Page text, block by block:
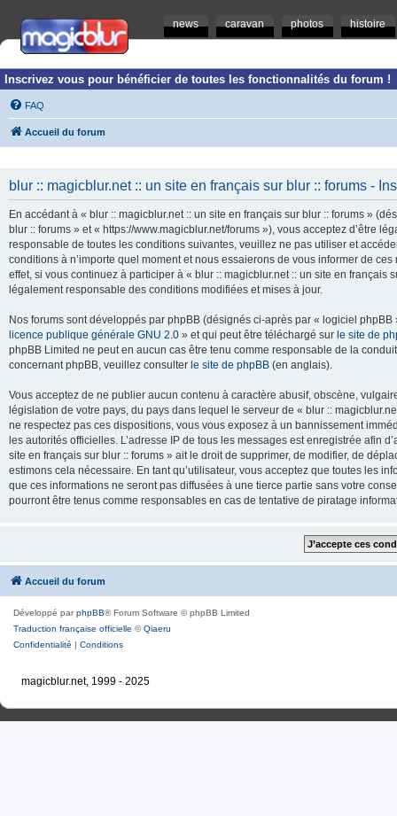
news caravan photos histoire
Inscrivez vous pour bénéficier de toutes les fonctionnalités du forum !
FAQ
Accueil du forum
blur :: magicblur.net :: un site en français sur blur :: forums -
En accédant à « blur :: magicblur.net :: un site en français sur blur :: forums »
blur :: forums » et « https://www.magicblur.net/forums »), vous acceptez d’être
responsable de toutes les conditions suivantes, veuillez ne pas utiliser et
conditions à n’importe quel moment et nous essaierons de vous informer de
effet, si vous continuez à participer à « blur :: magicblur.net :: un site en
légalement responsable des conditions modifiées et mises à jour.
Nos forums sont développés par phpBB (désignés ci-après par « logiciel
licence publique générale GNU 2.0 » et qui peut être téléchargé sur le site de
phpBB Limited ne peut en aucun cas être tenu comme responsable de la
concernant phpBB, veuillez consulter le site de phpBB (en anglais).
Vous acceptez de ne publier aucun contenu à caractère abusif, obscène,
législation de votre pays, du pays dans lequel le serveur de « blur ::
ne respectez pas ces dispositions, vous vous exposez à un bannissement
les autorités officielles. L’adresse IP de tous les messages est enregistrée afin
site en français sur blur :: forums » ait le droit de supprimer, de modifier, de
estimons cela nécessaire. En tant qu’utilisateur, vous acceptez que toutes les
que ces informations ne seront pas diffusées à une tierce partie sans votre
pourront être tenus comme responsables en cas de tentative de piratage
Accueil du forum
Développé parphpBB® Forum Software © phpBB Limited
Traduction française officielle ©Qiaeru
Confidentialité | Conditions
magicblur.net, 1999 - 2025